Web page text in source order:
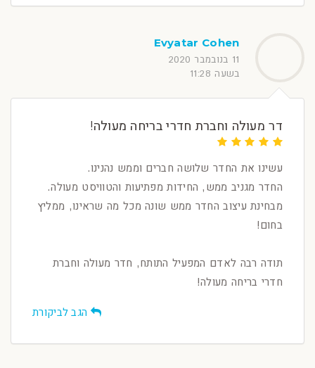
Evyatar Cohen
11 בנובמבר 2020
בשעה 11:28
דר מעולה וחברת חדרי בריחה מעולה!
עשינו את החדר שלושה חברים וממש נהנינו.
החדר מגניב ממש, החידות מפתיעות והטוויסט מעולה.
מבחינת עיצוב החדר ממש שונה מכל מה שראינו, ממליץ
בחום!
תודה רבה לאדם המפעיל התותח, חדר מעולה וחברת
חדרי בריחה מעולה!
הגב לביקורת